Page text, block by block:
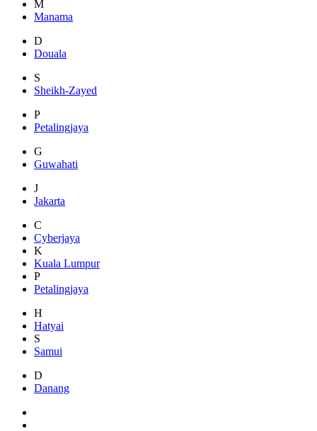
M
Manama
D
Douala
S
Sheikh-Zayed
P
Petalingjaya
G
Guwahati
J
Jakarta
C
Cyberjaya
K
Kuala Lumpur
P
Petalingjaya
H
Hatyai
S
Samui
D
Danang